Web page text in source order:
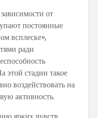
от
постоянные
всплеске»,
ради
этой стадии такое
воздействовать на
активность.